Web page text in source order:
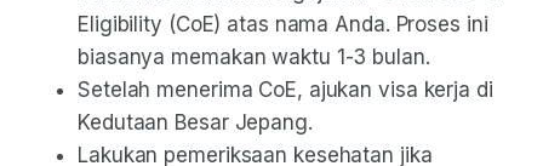
Eligibility (CoE) atas nama Anda. Proses ini
biasanya memakan waktu 1-3 bulan.
Setelah menerima CoE, ajukan visa kerja di
Kedutaan Besar Jepang.
Lakukan pemeriksaan kesehatan jika